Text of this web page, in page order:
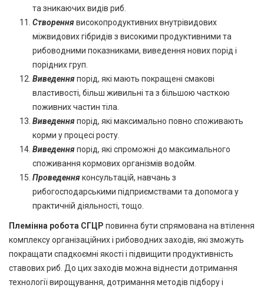
та зникаючих видів риб.
Створеннявисокопродуктивних внутрівидових
міжвидових гібридів з високими продуктивними та
рибоводними показниками, виведення нових порід і
порідних груп.
Виведенняпорід, які мають покращені смакові
властивості, більш живильні та з більшою часткою
поживних частин тіла.
Виведенняпорід, які максимально повно споживають
корми у процесі росту.
Виведенняпорід, які спроможні до максимального
споживання кормових організмів водойм.
Проведенняконсультацій, навчань з
рибогосподарськими підприємствами та допомога у
практичній діяльності, тощо.
Племінна робота СГЦР повинна бути спрямована на втілення
комплексу організаційних і рибоводних заходів, які зможуть
покращати спадкоємні якості і підвищити продуктивність
ставових риб. До цих заходів можна віднести дотримання
технології вирощування, дотримання методів підбору і